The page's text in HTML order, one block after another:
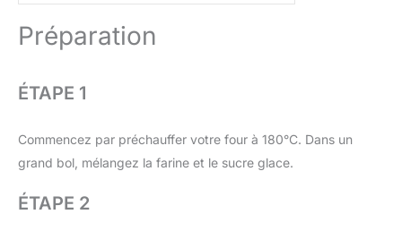
Préparation
ÉTAPE 1
Commencez par préchauffer votre four à 180°C. Dans un
grand bol, mélangez la farine et le sucre glace.
ÉTAPE 2